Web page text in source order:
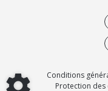
Conditions
Protection